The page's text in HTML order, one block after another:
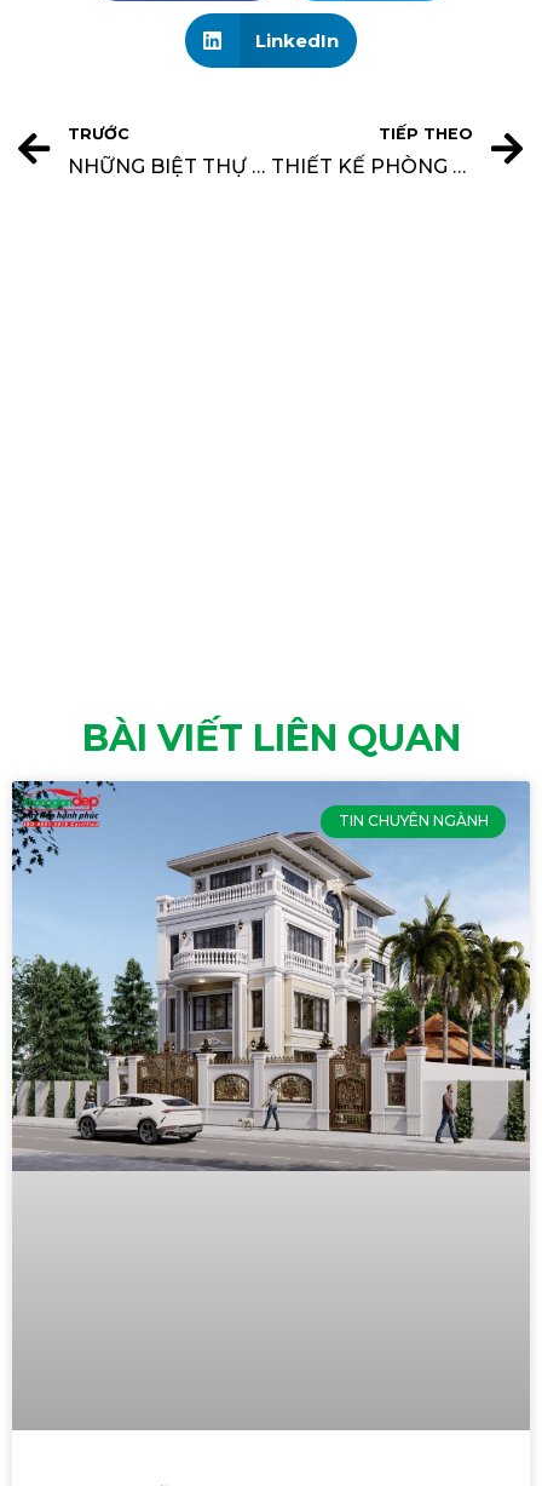
LinkedIn
TRƯỚC
NHỮNG BIỆT THỰ ĐẲNG CẤP 5 SAO MANG THƯƠNG HIỆU “KHÔNG GIAN ĐẸP”
TIẾP THEO
THIẾT KẾ PHÒNG NGỦ CỔ ĐIỂN: SANG TRỌNG & ĐẲNG CẤP
BÀI VIẾT LIÊN QUAN
TIN CHUYÊN NGÀNH